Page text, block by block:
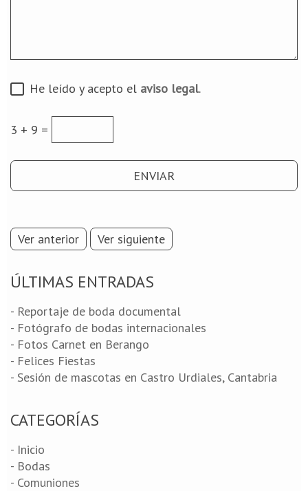
He leído y acepto el aviso legal.
3 + 9 =
Ver anterior Ver siguiente
ÚLTIMAS ENTRADAS
- Reportaje de boda documental
- Fotógrafo de bodas internacionales
- Fotos Carnet en Berango
- Felices Fiestas
- Sesión de mascotas en Castro Urdiales, Cantabria
CATEGORÍAS
- Inicio
- Bodas
- Comuniones